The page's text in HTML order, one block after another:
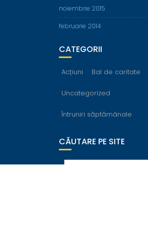
noiembrie 2015
februarie 2014
CATEGORII
Acțiuni Bal de caritate
Uncategorized
Întruniri săptămânale
CĂUTARE PE SITE